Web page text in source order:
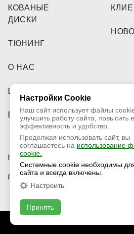
КОВАНЫЕ
ДИСКИ
ТЮНИНГ
О НАС
DEALERS
ВИДЕО
Публичная оферта
Политика конфиденциальности
This site is protected by reCAPTCHA and the Google
Настройки Cookie
Наш сайт использует файлы
улучшить работу сайта, повысить
эффективность и удобство.
Продолжая использовать сайт, вы
соглашаетесь на использование
cookie.
Системные cookie необходимы
сайта и всегда включены.
Настроить
Принять